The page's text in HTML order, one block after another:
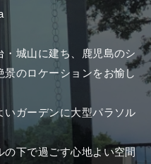
・城山に建ち、鹿児島のシ
景のロケーションをお愉し
いガーデンに大型パラソル
の下で過ごす心地よい空間